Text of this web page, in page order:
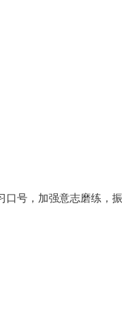
号，加强意志磨练，振